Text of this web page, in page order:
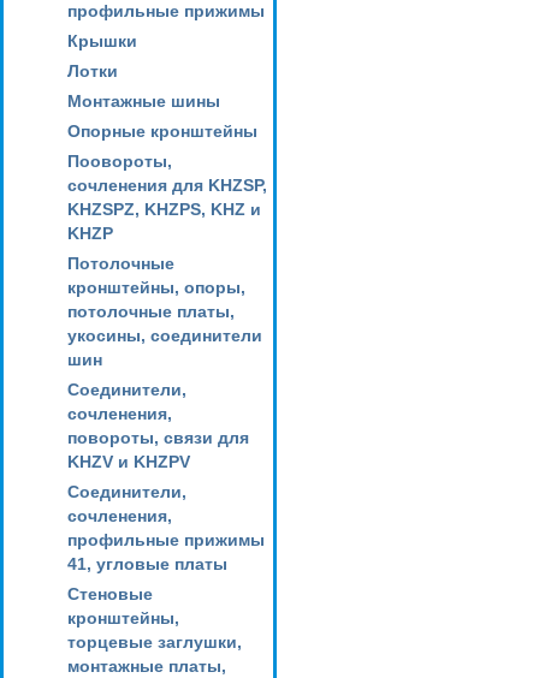
профильные прижимы
Крышки
Лотки
Монтажные шины
Опорные кронштейны
Поовороты,
сочленения для KHZSP,
KHZSPZ, KHZPS, KHZ и
KHZP
Потолочные
кронштейны, опоры,
потолочные платы,
укосины, соединители
шин
Соединители,
сочленения,
повороты, связи для
KHZV и KHZPV
Соединители,
сочленения,
профильные прижимы
41, угловые платы
Стеновые
кронштейны,
торцевые заглушки,
монтажные платы,